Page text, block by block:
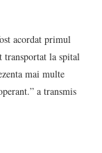
acordat primul
la spital
mai multe
a transmis